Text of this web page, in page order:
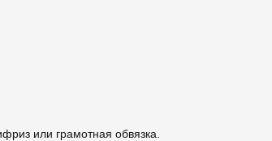
или грамотная обвязка.